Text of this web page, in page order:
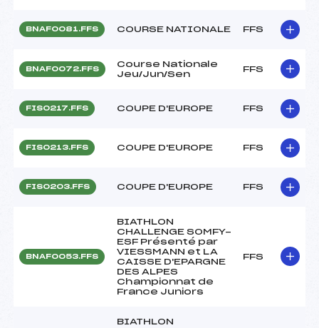
BNAF0081.FFS COURSE NATIONALE FFS
BNAF0072.FFS
Course Nationale
Jeu/Jun/Sen
FFS
FIS0217.FFS COUPE D'EUROPE FFS
FIS0213.FFS COUPE D'EUROPE FFS
FIS0203.FFS COUPE D'EUROPE FFS
BNAF0053.FFS
BIATHLON
CHALLENGE SOMFY-
ESF Présenté par
VIESSMANN et LA
CAISSE D'EPARGNE
DES ALPES
Championnat de
France Juniors
FFS
BIATHLON